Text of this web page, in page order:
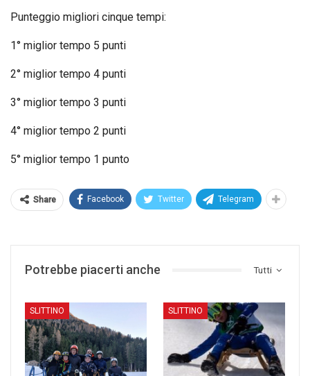
Punteggio migliori cinque tempi:
1° miglior tempo 5 punti
2° miglior tempo 4 punti
3° miglior tempo 3 punti
4° miglior tempo 2 punti
5° miglior tempo 1 punto
Share Facebook Twitter Telegram
Tutti
Potrebbe piacerti anche
SLITTINO SLITTINO